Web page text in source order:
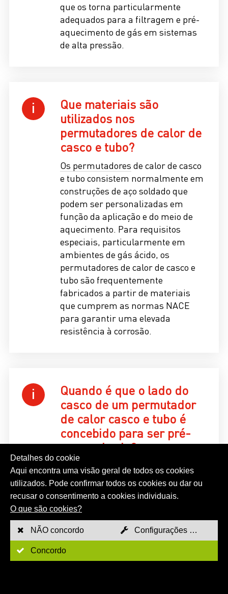
que os torna particularmente
adequados para a filtragem e pré-
aquecimento de gás em sistemas
de alta pressão.
Que materiais são
utilizados nos
permutadores de calor de
casco e tubo?
Os permutadores de calor de casco
e tubo consistem normalmente em
construções de aço soldado que
podem ser personalizadas em
função da aplicação e do meio de
aquecimento. Para requisitos
especiais, particularmente em
ambientes de gás ácido, os
permutadores de calor de casco e
tubo são frequentemente
fabricados a partir de materiais
que cumprem as normas NACE
para garantir uma elevada
resistência à corrosão.
Quando é que o lado do
casco de um permutador
de calor casco e tubo é
concebido para ser pré-
pressurizado?
O lado do casco de um permutador
de calor casco-tubo é concebido
para ser pré-pressurizado se o
meio de aquecimento ou a
exemplo, em aplicações de alta
pressão ou se for necessário
cumprir regulamentos especiais
Detalhes do cookie
Aqui encontra uma visão geral de todos os cookies
utilizados. Pode confirmar todos os cookies ou dar ou
recusar o consentimento a cookies individuais.
O que são cookies?
NÃO concordo Configurações de cookies
Concordo